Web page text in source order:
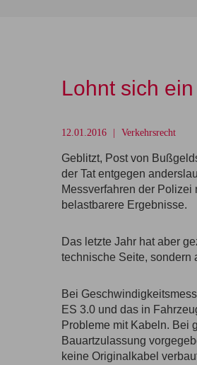
Lohnt sich
12.01.2016 Verkehrsrecht
Geblitzt, Post von
der Tat entgegen
Messverfahren der
belastbarere Ergebnisse.
Das letzte Jahr hat aber
technische Seite, sondern
Bei
ES 3.0 und das in
Probleme mit Kabeln. Bei
Bauartzulassung
keine Originalkabel